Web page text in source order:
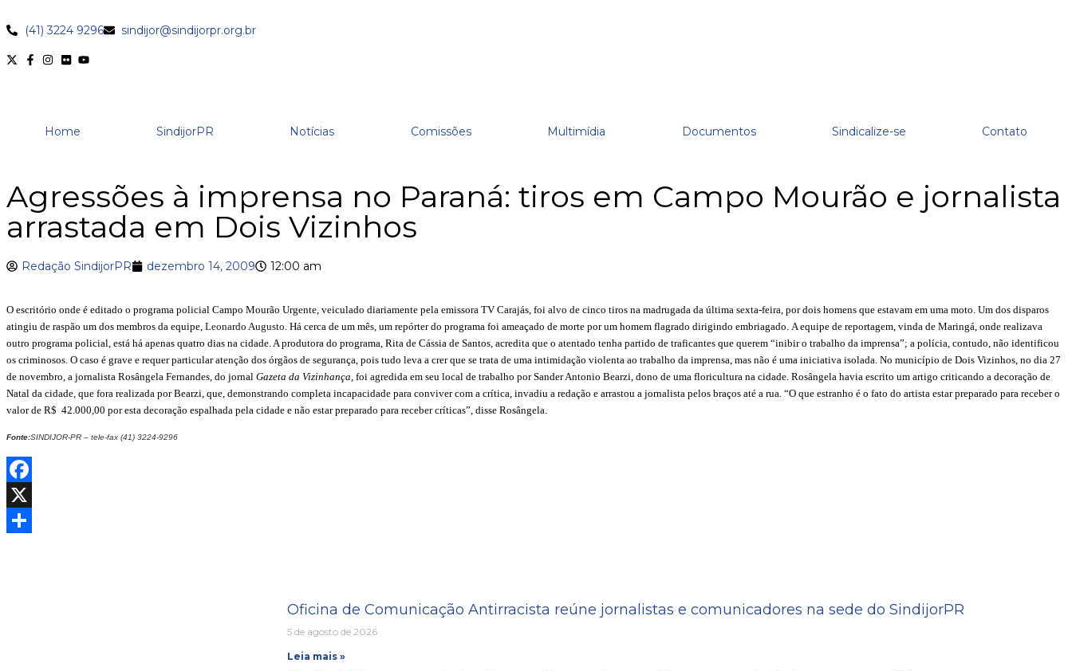
(41) 3224 9296 sindijor@sindijorpr.org.br
Home SindijorPR Notícias Comissões Multimídia Documentos Sindicalize-se Contato
Agressões à imprensa no Paraná: tiros em Campo Mourão e jornalista
arrastada em Dois Vizinhos
Redação SindijorPR dezembro 14, 2009 12:00 am
O escritório onde é editado o programa policial Campo Mourão Urgente, veiculado diariamente pela emissora TV Carajás, foi alvo de cinco tiros na madrugada da última sexta-feira, por dois homens que estavam em uma moto. Um dos disparos
atingiu de raspão um dos membros da equipe, Leonardo Augusto. Há cerca de um mês, um repórter do programa foi ameaçado de morte por um homem flagrado dirigindo embriagado. A equipe de reportagem, vinda de Maringá, onde realizava
outro programa policial, está há apenas quatro dias na cidade. A produtora do programa, Rita de Cássia de Santos, acredita que o atentado tenha partido de traficantes que querem “inibir o trabalho da imprensa”; a polícia, contudo, não identificou
os criminosos. O caso é grave e requer particular atenção dos órgãos de segurança, pois tudo leva a crer que se trata de uma intimidação violenta ao trabalho da imprensa, mas não é uma iniciativa isolada. No município de Dois Vizinhos, no dia 27
de novembro, a jornalista Rosângela Fernandes, do jornal Gazeta da Vizinhança, foi agredida em seu local de trabalho por Sander Antonio Bearzi, dono de uma floricultura na cidade. Rosângela havia escrito um artigo criticando a decoração de
Natal da cidade, que fora realizada por Bearzi, que, demonstrando completa incapacidade para conviver com a crítica, invadiu a redação e arrastou a jornalista pelos braços até a rua. “O que estranho é o fato do artista estar preparado para receber o
valor de R$ 42.000,00 por esta decoração espalhada pela cidade e não estar preparado para receber críticas”, disse Rosângela.
Fonte:SINDIJOR-PR – tele-fax (41) 3224-9296
Facebook
X
Oficina de Comunicação Antirracista reúne jornalistas e comunicadores na sede do SindijorPR
5 de agosto de 2026
Leia mais »